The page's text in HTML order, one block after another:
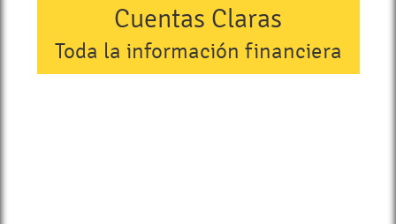
Cuentas Claras
Toda la información financiera